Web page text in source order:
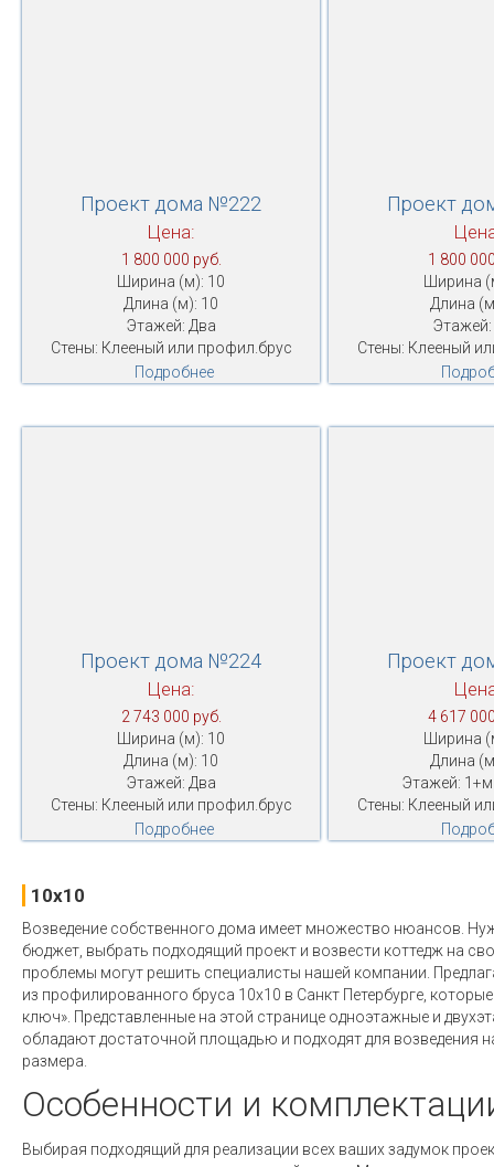
Проект дома №222
Цена:
1 800 000 руб.
Ширина (м): 10
Длина (м): 10
Этажей: Два
Стены: Клееный или профил.брус
Подробнее
Проект
1 800
Ширина
Длина
Стены: Клееный
Проект дома №224
Цена:
2 743 000 руб.
Ширина (м): 10
Длина (м): 10
Этажей: Два
Стены: Клееный или профил.брус
Подробнее
Проект
4 617
Ширина
Длина
Этажей:
Стены: Клееный
10x10
Возведение собственного дома имеет множество нюансов.
бюджет, выбрать подходящий проект и возвести коттедж на
проблемы могут решить специалисты нашей компании.
из профилированного бруса 10х10 в Санкт Петербурге,
ключ». Представленные на этой странице одноэтажные и
обладают достаточной площадью и подходят для возведения
размера.
Особенности и
Выбирая подходящий для реализации всех ваших задумок